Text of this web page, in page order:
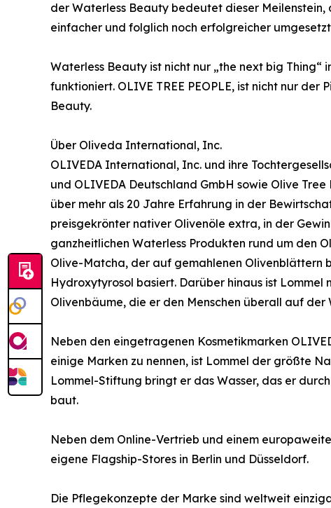
der Waterless Beauty bedeutet dieser Meilenstein,
einfacher und folglich noch erfolgreicher
Waterless Beauty ist nicht nur „the next big
funktioniert. OLIVE TREE PEOPLE, ist nicht nur
Beauty.
Über Oliveda International, Inc.
OLIVEDA International, Inc. und ihre
und OLIVEDA Deutschland GmbH sowie Olive
über mehr als 20 Jahre Erfahrung in der
preisgekrönter nativer Olivenöle extra, in der
ganzheitlichen Waterless Produkten rund um den
Olive-Matcha, der auf gemahlenen Olivenblättern
Hydroxytyrosol basiert. Darüber hinaus ist
Olivenbäume, die er den Menschen überall auf
Neben den eingetragenen Kosmetikmarken
einige Marken zu nennen, ist Lommel der größte
Lommel-Stiftung bringt er das Wasser, das er
baut.
Neben dem Online-Vertrieb und einem
eigene Flagship-Stores in Berlin und Düsseldorf.
Die Pflegekonzepte der Marke sind weltweit